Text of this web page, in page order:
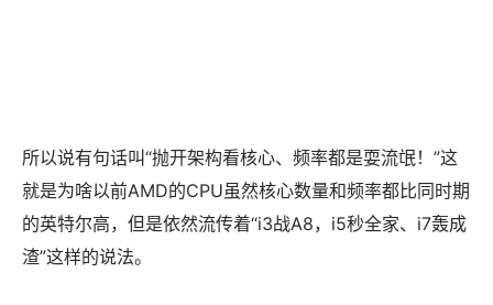
所以说有句话叫“抛开架构看核心、频率都是耍流氓！”这
就是为啥以前AMD的CPU虽然核心数量和频率都比同时期
的英特尔高，但是依然流传着“i3战A8，i5秒全家、i7轰成
渣”这样的说法。